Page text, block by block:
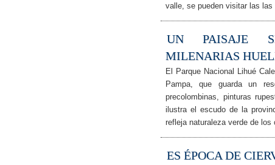
valle, se pueden visitar las las
UN PAISAJE
MILENARIAS
El Parque Nacional Lihué
Pampa, que guarda un
precolombinas, pinturas
ilustra el escudo de la
refleja naturaleza verde de
ES ÉPOCA DE